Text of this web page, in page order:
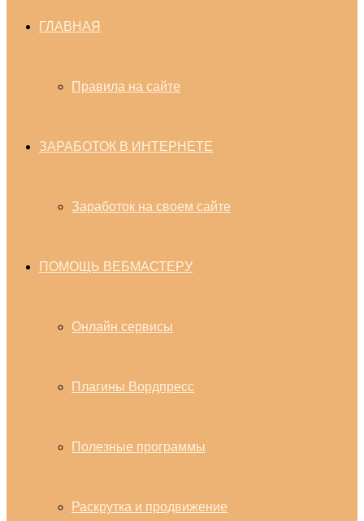
ГЛАВНАЯ
Правила на сайте
ЗАРАБОТОК В ИНТЕРНЕТЕ
Заработок на своем сайте
ПОМОЩЬ ВЕБМАСТЕРУ
Онлайн сервисы
Плагины Вордпресс
Полезные программы
Раскрутка и продвижение